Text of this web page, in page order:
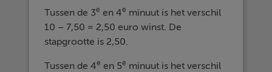
Tussen de 3e en 4e minuut is het verschil
10 – 7,50 = 2,50 euro winst. De
stapgrootte is 2,50.
Tussen de 4e en 5e minuut is het verschil